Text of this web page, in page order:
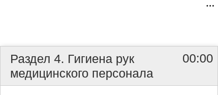
00:00
Раздел 4. Гигиена рук
медицинского персонала